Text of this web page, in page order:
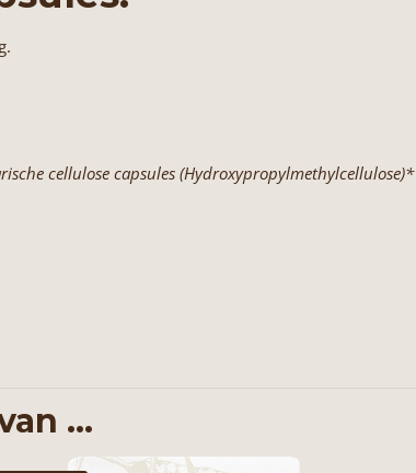
cellulose capsules (Hydroxypropylmethylcellulose)*
…